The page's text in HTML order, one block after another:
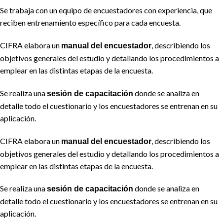
Se trabaja con un equipo de encuestadores con experiencia, que
reciben entrenamiento específico para cada encuesta.
CIFRA elabora un manual del encuestador, describiendo los
objetivos generales del estudio y detallando los procedimientos a
emplear en las distintas etapas de la encuesta.
Se realiza unasesión de capacitación donde se analiza en
detalle todo el cuestionario y los encuestadores se entrenan en su
aplicación.
CIFRA elabora un manual del encuestador , describiendo los
objetivos generales del estudio y detallando los procedimientos a
emplear en las distintas etapas de la encuesta.
Se realiza unasesión de capacitación donde se analiza en
detalle todo el cuestionario y los encuestadores se entrenan en su
aplicación.